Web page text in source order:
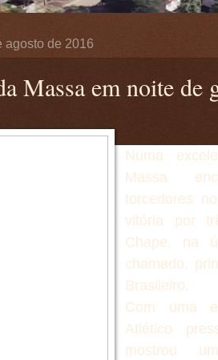
agosto de 2016
Massa em noite de
Numa
Massa
torcedores
vitória por
Chape, na
chamado,
Brasileiro.
Com uma
Atlético
mostrou